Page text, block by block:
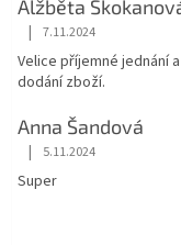
Alžběta
Hodnocení obchodu je 5
| 7.11.2024
Velice příjemné jednání
dodání zboží.
Anna Šandová
Hodnocení obchodu je 5
| 5.11.2024
Super